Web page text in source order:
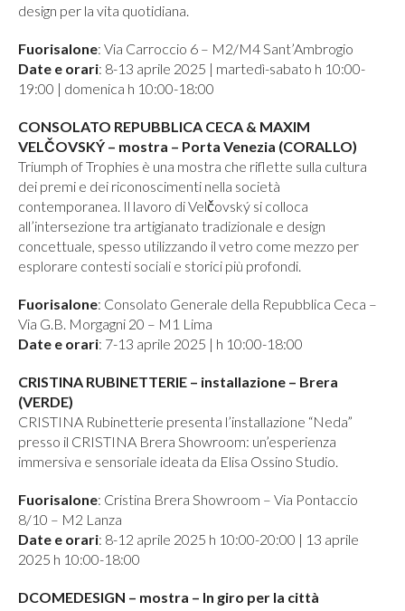
design per la vita quotidiana.
Fuorisalone: Via Carroccio 6 – M2/M4 Sant’Ambrogio
Date e orari: 8-13 aprile 2025 | martedì-sabato h 10:00-
19:00 | domenica h 10:00-18:00
CONSOLATO REPUBBLICA CECA & MAXIM
VELČOVSKÝ – mostra – Porta Venezia (CORALLO)
Triumph of Trophies è una mostra che riflette sulla cultura
dei premi e dei riconoscimenti nella società
contemporanea. Il lavoro di Velčovský si colloca
all’intersezione tra artigianato tradizionale e design
concettuale, spesso utilizzando il vetro come mezzo per
esplorare contesti sociali e storici più profondi.
Fuorisalone: Consolato Generale della Repubblica Ceca –
Via G.B. Morgagni 20 – M1 Lima
Date e orari: 7-13 aprile 2025 | h 10:00-18:00
CRISTINA RUBINETTERIE – installazione – Brera
(VERDE)
CRISTINA Rubinetterie presenta l’installazione “Neda”
presso il CRISTINA Brera Showroom: un’esperienza
immersiva e sensoriale ideata da Elisa Ossino Studio.
Fuorisalone: Cristina Brera Showroom – Via Pontaccio
8/10 – M2 Lanza
Date e orari: 8-12 aprile 2025 h 10:00-20:00 | 13 aprile
2025 h 10:00-18:00
DCOMEDESIGN – mostra – In giro per la città